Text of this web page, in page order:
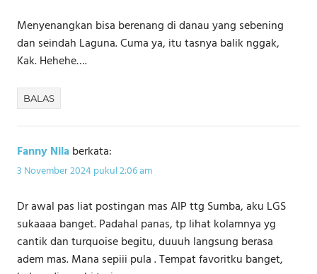
Menyenangkan bisa berenang di danau yang sebening
dan seindah Laguna. Cuma ya, itu tasnya balik nggak,
Kak. Hehehe….
BALAS
Fanny Nilaberkata:
3 November 2024 pukul 2:06 am
Dr awal pas liat postingan mas AIP ttg Sumba, aku LGS
sukaaaa banget. Padahal panas, tp lihat kolamnya yg
cantik dan turquoise begitu, duuuh langsung berasa
adem mas. Mana sepiii pula . Tempat favoritku banget,